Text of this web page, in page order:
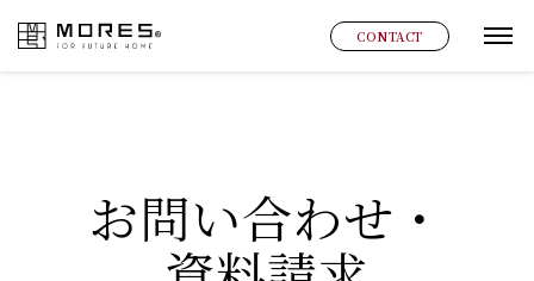
MORES CONTACT グ
お問い合わせ・